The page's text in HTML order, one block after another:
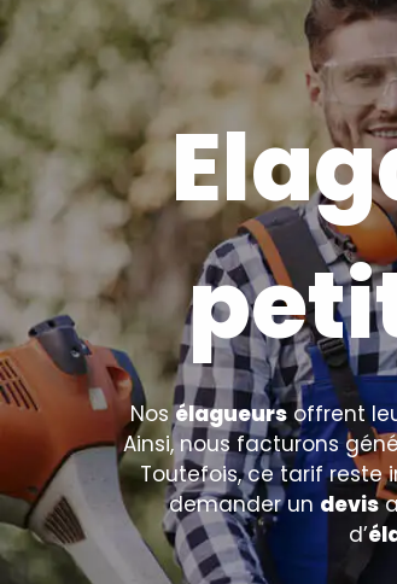
Nosélagueursoffrent
Ainsi, nous facturons
Toutefois, ce tarif reste
demander un devis
d’